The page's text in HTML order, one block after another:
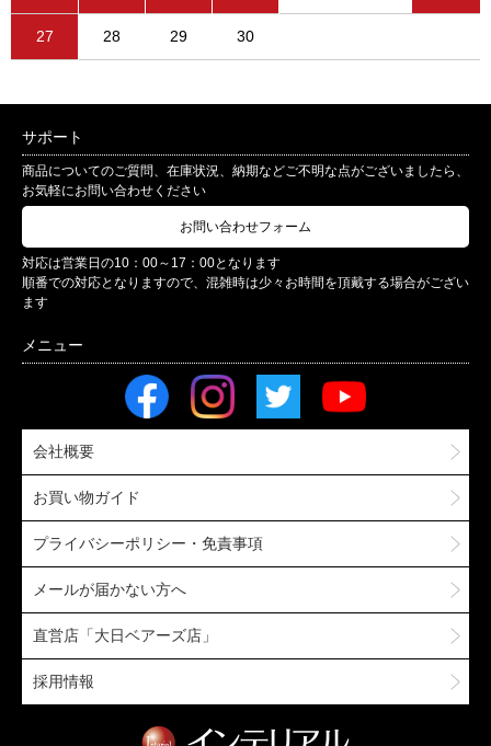
27 28 29 30
サポート
商品についてのご質問、在庫状況、納期などご不明な点がございましたら、
お気軽にお問い合わせください
お問い合わせフォーム
対応は営業日の10：00～17：00となります
順番での対応となりますので、混雑時は少々お時間を頂戴する場合がござい
ます
会社概要
お買い物ガイド
プライバシーポリシー・免責事項
メールが届かない方へ
直営店「大日ベアーズ店」
採用情報